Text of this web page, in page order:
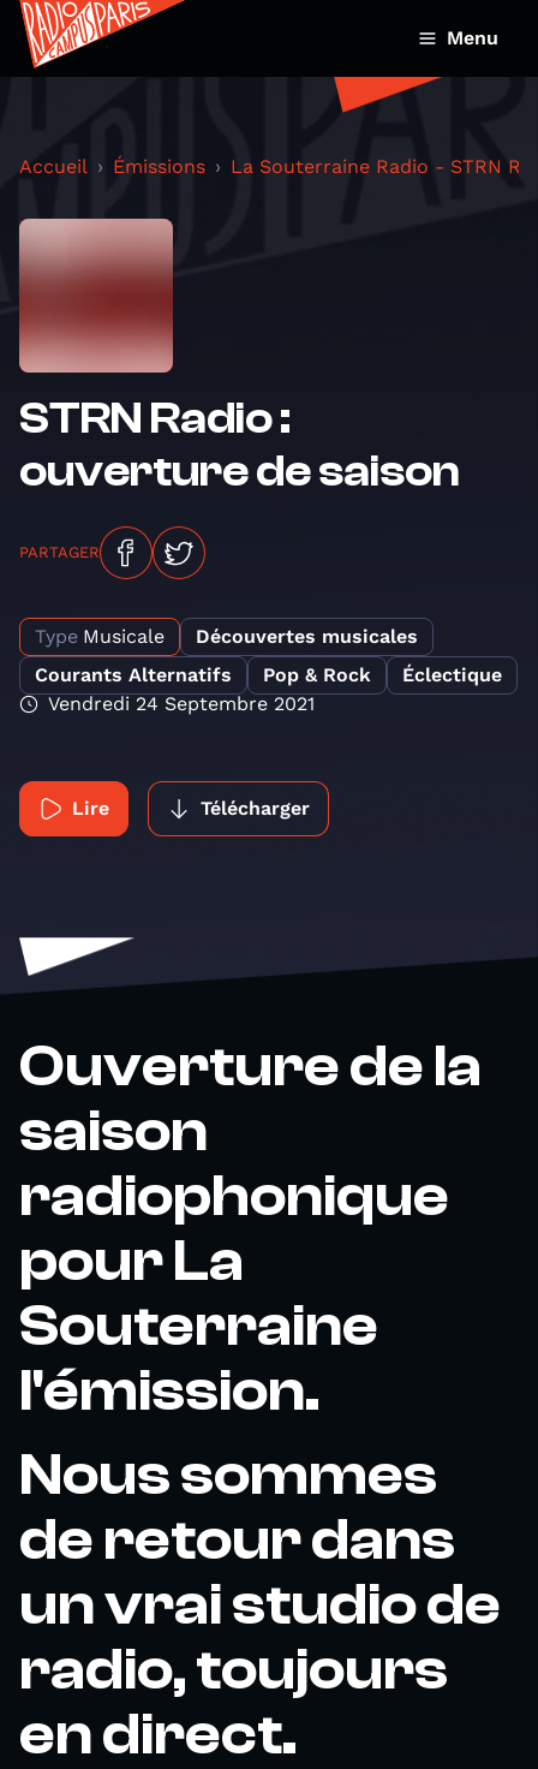
Menu
Accueil Émissions La Souterraine Radio - STRN
STRN Radio :
ouverture de saison
PARTAGER
Type Musicale
Découvertes musicales
Courants Alternatifs
Pop & Rock
Éclectique
Vendredi 24 Septembre 2021
Lire Télécharger
Ouverture de la
saison
radiophonique
pour La
Souterraine
l'émission.
Nous sommes
de retour dans
un vrai studio de
radio, toujours
en direct.